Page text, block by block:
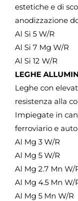
estetiche e di
anodizzazione
Al Si 5 W/R
Al Si 7 Mg W/R
Al Si 12 W/R
LEGHE
Leghe con
resistenza alla
Impiegate in
ferroviario e
Al Mg 3 W/R
Al Mg 5 W/R
Al Mg 2.7 Mn W/
Al Mg 4.5 Mn W/
Al Mg 5 Mn W/R